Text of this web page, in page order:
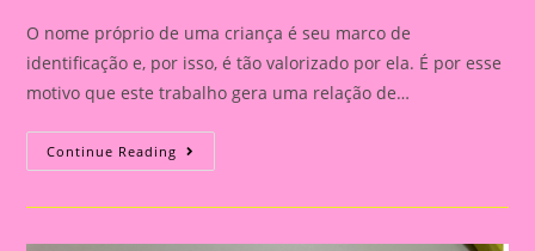
O nome próprio de uma criança é seu marco de
identificação e, por isso, é tão valorizado por ela. É por esse
motivo que este trabalho gera uma relação de…
Continue Reading Atividade
Com
Letra